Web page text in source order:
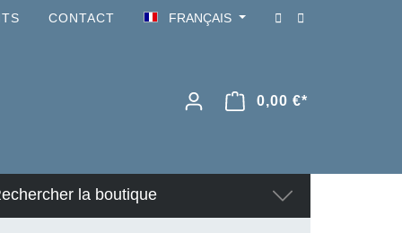
CONTACT FRANÇAIS
0,00 €*
la boutique